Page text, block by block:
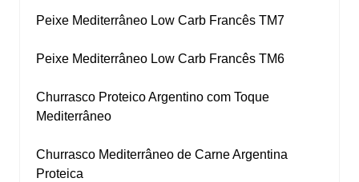
Peixe Mediterrâneo Low Carb Francês TM7
Peixe Mediterrâneo Low Carb Francês TM6
Churrasco Proteico Argentino com Toque
Mediterrâneo
Churrasco Mediterrâneo de Carne Argentina
Proteica